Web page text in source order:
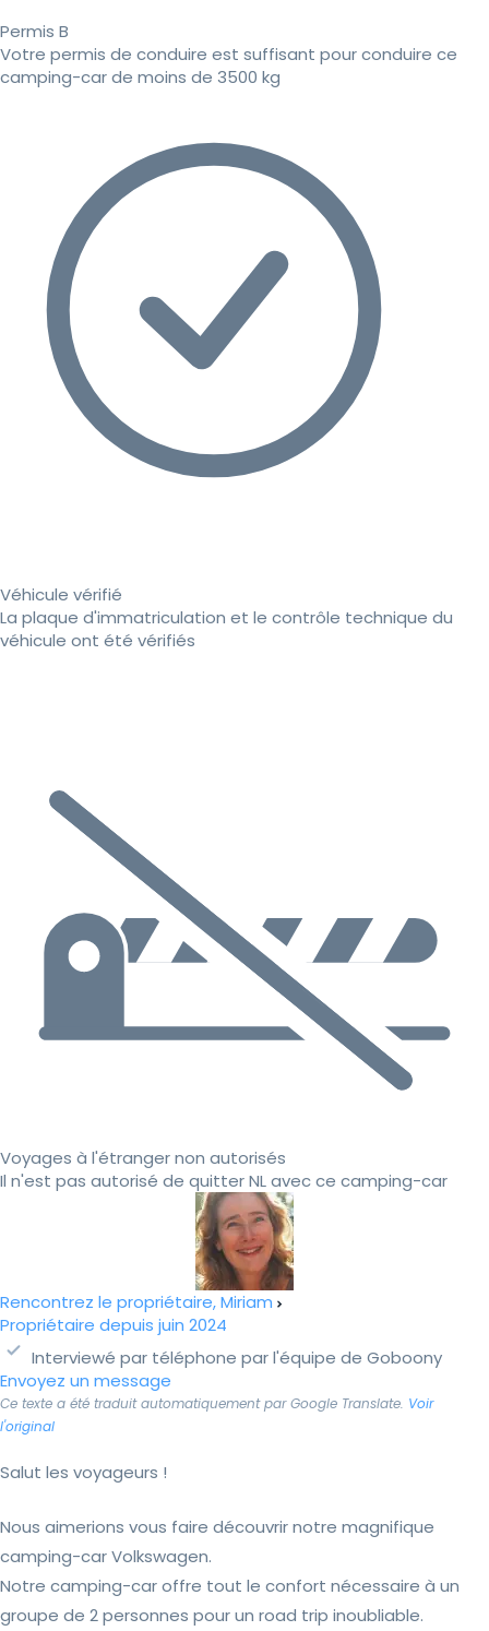
Permis B
Votre permis de conduire est suffisant pour conduire ce
camping-car de moins de 3500 kg
Véhicule vérifié
La plaque d'immatriculation et le contrôle technique du
véhicule ont été vérifiés
Voyages à l'étranger non autorisés
Il n'est pas autorisé de quitter NL avec ce camping-car
Rencontrez le propriétaire, Miriam
Propriétaire depuis juin 2024
Interviewé par téléphone par l'équipe de Goboony
Envoyez un message
Ce texte a été traduit automatiquement par Google Translate. Voir
l'original
Salut les voyageurs !
Nous aimerions vous faire découvrir notre magnifique
camping-car Volkswagen.
Notre camping-car offre tout le confort nécessaire à un
groupe de 2 personnes pour un road trip inoubliable.